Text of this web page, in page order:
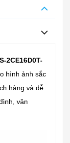
2CE16D0T-
hình ảnh sắc
hàng và dễ
văn